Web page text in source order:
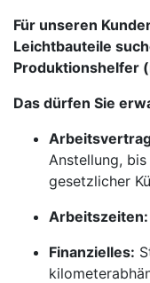
Für unseren
Leichtbauteile
Produktionshelfer
Das dürfen Sie
Anstellung,
gesetzlicher
Arbeitszeiten:
Finanzielles: